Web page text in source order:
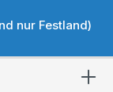
nur Festland)